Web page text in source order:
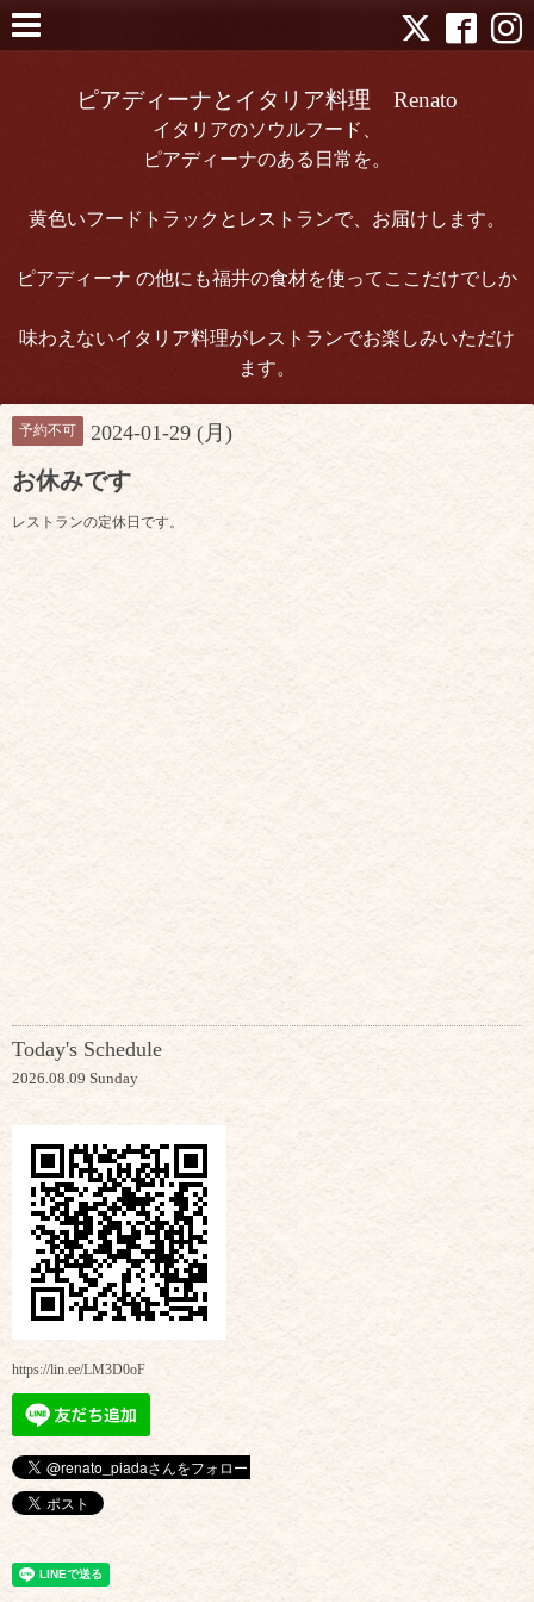
ピアディーナとイタリア料理 Renato
イタリアのソウルフード、
ピアディーナのある日常を。
黄色いフードトラックとレストランで、お届けします。
ピアディーナ の他にも福井の食材を使ってここだけでしか
味わえないイタリア料理がレストランでお楽しみいただけ
ます。
予約不可 2024-01-29 (月)
お休みです
レストランの定休日です。
Today's Schedule
2026.08.09 Sunday
https://lin.ee/LM3D0oF